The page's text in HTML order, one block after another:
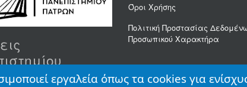
Όροι Χρήσης
Πολιτική Προστασίας
Προσωπικού Χαρακτήρα
εργαλεία όπως τα cookies για